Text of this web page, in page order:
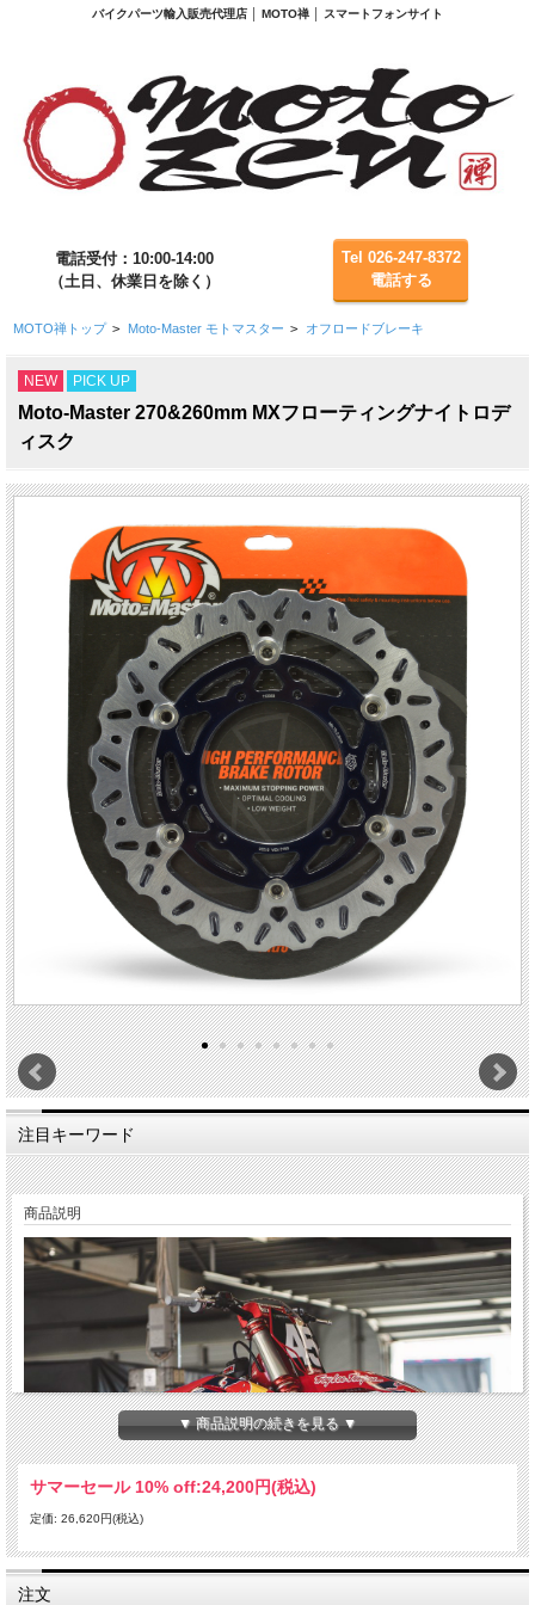
バイクパーツ輸入販売代理店 │ MOTO禅 │ スマートフォンサイト
電話受付：10:00-14:00
（土日、休業日を除く）
Tel 026-247-8372
電話する
MOTO禅トップ > Moto-Master モトマスター > オフロードブレーキ
NEW PICK UP
Moto-Master 270&260mm MXフローティングナイトロデ
ィスク
注目キーワード
商品説明
▼ 商品説明の続きを見る ▼
サマーセール 10% off:24,200円(税込)
定価: 26,620円(税込)
注文